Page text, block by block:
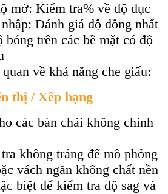
mờ: Kiểm tra% về độ đục
Đánh giá độ đồng nhất
bóng trên các bề mặt có độ
về khả năng che giấu:
thị / Xếp hạng
các bàn chải không chính
không tráng để mô phỏng
vách ngăn không chất nền
biệt để kiểm tra độ sag và